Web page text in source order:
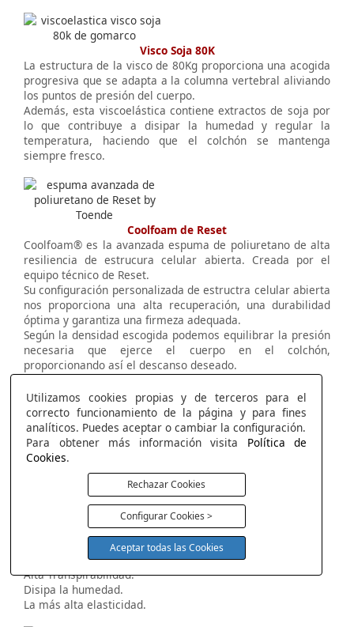
Visco Soja 80K
La estructura de la visco de 80Kg proporciona una acogida
progresiva que se adapta a la columna vertebral aliviando
los puntos de presión del cuerpo.
Además, esta viscoelástica contiene extractos de soja por
lo que contribuye a disipar la humedad y regular la
temperatura, haciendo que el colchón se mantenga
siempre fresco.
Coolfoam de Reset
Coolfoam® es la avanzada espuma de poliuretano de alta
resiliencia de estrucura celular abierta. Creada por el
equipo técnico de Reset.
Su configuración personalizada de estructra celular abierta
nos proporciona una alta recuperación, una durabilidad
óptima y garantiza una firmeza adequada.
Según la densidad escogida podemos equilibrar la presión
necesaria que ejerce el cuerpo en el colchón,
proporcionando así el descanso deseado.
Alta transpirabilidad.
Gran elasticidad.
Alta resiliencia.
Estabilidad.
Visco Reset Air
Máxima Frescura con la más alta elasticidad.
Máximo termo regulador.
Máxima frescura.
Alta Transpirabilidad.
Disipa la humedad.
La más alta elasticidad.
Utilizamos cookies propias y de terceros para el
correcto funcionamiento de la página y para fines
analíticos. Puedes aceptar o cambiar la configuración.
Para obtener más información visita Política de
Cookies.
Rechazar Cookies
Configurar Cookies >
Aceptar todas las Cookies